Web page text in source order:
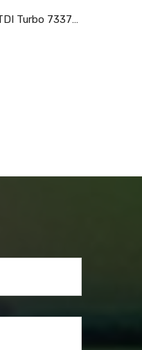
Volkswagen Lupo 1.4 TDI Turbo 733783-5008S